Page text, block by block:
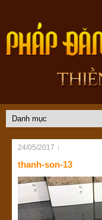
24/05/2017
thanh-son-13